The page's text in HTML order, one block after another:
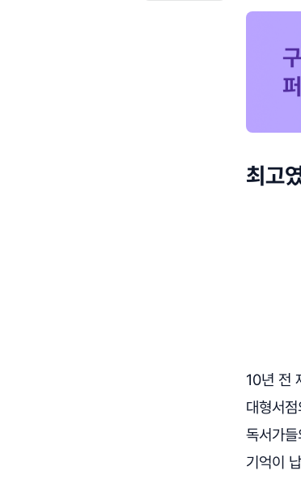
최고
10년 전
대형서
독서가
기억이